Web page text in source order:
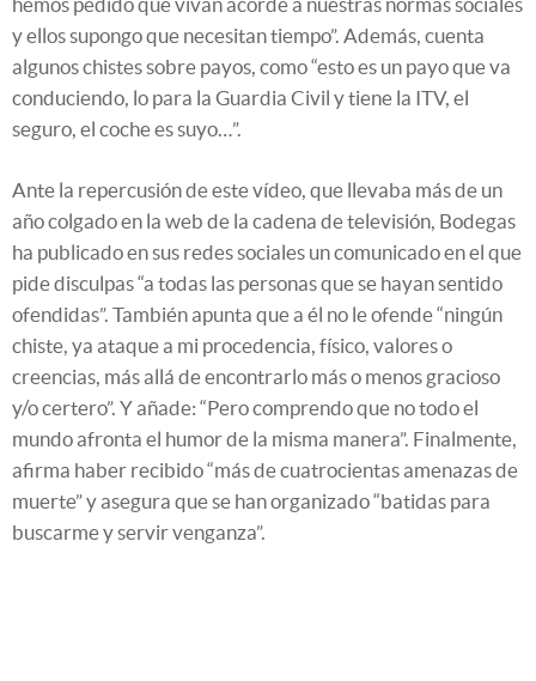
y ellos supongo que necesitan tiempo”. Además, cuenta
algunos chistes sobre payos, como “esto es un payo que va
conduciendo, lo para la Guardia Civil y tiene la ITV, el
seguro, el coche es suyo…”.
Ante la repercusión de este vídeo, que llevaba más de un
año colgado en la web de la cadena de televisión, Bodegas
ha publicado en sus redes sociales un comunicado en el que
pide disculpas “a todas las personas que se hayan sentido
ofendidas”. También apunta que a él no le ofende “ningún
chiste, ya ataque a mi procedencia, físico, valores o
creencias, más allá de encontrarlo más o menos gracioso
y/o certero”. Y añade: “Pero comprendo que no todo el
mundo afronta el humor de la misma manera”. Finalmente,
afirma haber recibido “más de cuatrocientas amenazas de
muerte” y asegura que se han organizado “batidas para
buscarme y servir venganza”.